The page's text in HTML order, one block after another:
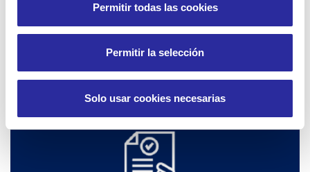
Permitir todas las cookies
Permitir la selección
Solo usar cookies necesarias